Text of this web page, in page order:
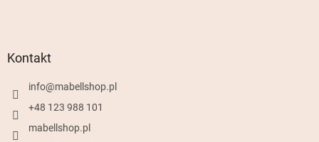
Kontakt
info@mabellshop.pl
+48 123 988 101
mabellshop.pl